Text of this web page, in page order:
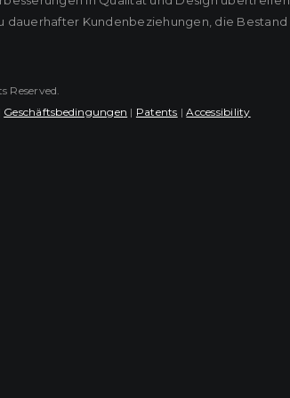
dauerhafter Kundenbeziehungen, die Bestand
Reserved.
Geschäftsbedingungen | Patents |Accessibility